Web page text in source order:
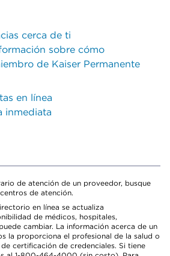
cerca de ti
sobre cómo
de Kaiser Permanente
en línea
inmediata
de atención de un proveedor, busque
de atención.
en línea se actualiza
de médicos, hospitales,
cambiar. La información acerca de un
la proporciona el profesional de la salud o
certificación de credenciales. Si tiene